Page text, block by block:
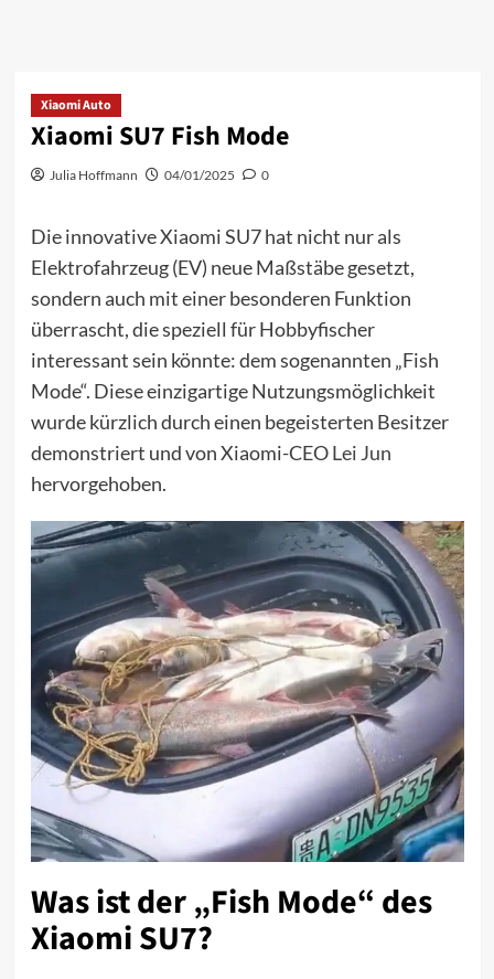
Xiaomi Auto
Xiaomi SU7 Fish Mode
Julia Hoffmann 04/01/2025 0
Die innovative Xiaomi SU7 hat nicht nur als
Elektrofahrzeug (EV) neue Maßstäbe gesetzt,
sondern auch mit einer besonderen Funktion
überrascht, die speziell für Hobbyfischer
interessant sein könnte: dem sogenannten „Fish
Mode“. Diese einzigartige Nutzungsmöglichkeit
wurde kürzlich durch einen begeisterten Besitzer
demonstriert und von Xiaomi-CEOLei Jun
hervorgehoben.
Was ist der „Fish Mode“ des
Xiaomi SU7?